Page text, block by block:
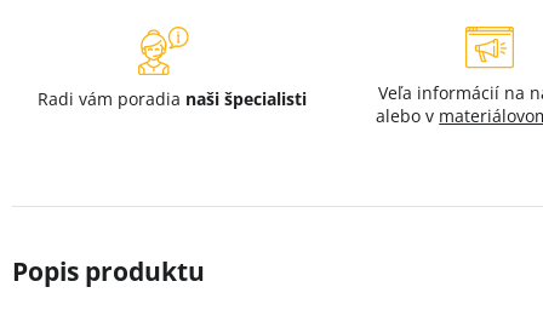
Radi vám poradia naši špecialisti
Veľa informácií na
alebo v